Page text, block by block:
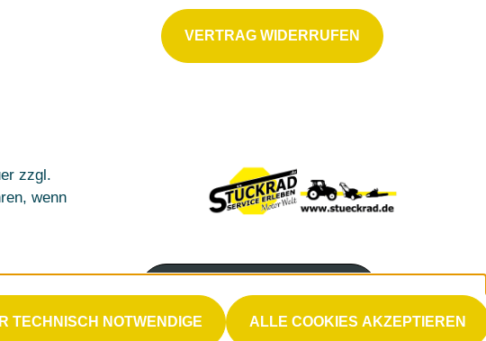
VERTRAG WIDERRUFEN
zzgl.
wenn
(06623) 9225-0
Servicezeiten
TECHNISCH NOTWENDIGE ALLE COOKIES AKZEPTIEREN